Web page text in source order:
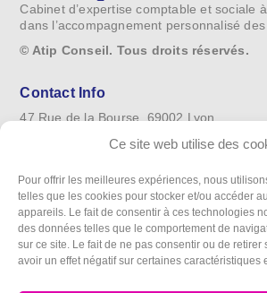
Ce site web utilise des
Pour offrir les meilleures expériences, nous
telles que les cookies pour stocker et/ou accéder
appareils. Le fait de consentir à ces technologies
des données telles que le comportement de
sur ce site. Le fait de ne pas consentir ou de retirer
avoir un effet négatif sur certaines caractéristiques
Cabinet d’expertise comptable et sociale
dans l’accompagnement personnalisé
© Atip Conseil. Tous droits réservés.
Contact Info
47 Rue de la Bourse, 69002 Lyon
Suivez-nous
Mentions légales